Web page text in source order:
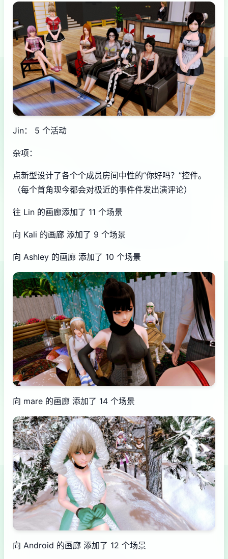
Jin： 5 个活动
杂项：
点新型设计了各个个成员房间中性的“你好吗？”控件。
（每个首角现今都会对极近的事件件发出演评论）
往 Lin 的画廊添加了 11 个场景
向 Kali 的画廊 添加了 9 个场景
向 Ashley 的画廊 添加了 10 个场景
向 mare 的画廊 添加了 14 个场景
向 Android 的画廊 添加了 12 个场景